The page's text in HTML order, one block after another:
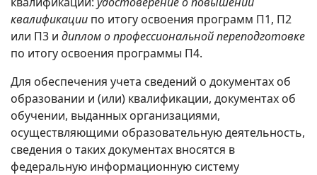
квалификации по итогу освоения программ П1, П2
или П3 и диплом о профессиональной переподготовке
по итогу освоения программы П4.
Для обеспечения учета сведений о документах об
образовании и (или) квалификации, документах об
обучении, выданных организациями,
осуществляющими образовательную деятельность,
сведения о таких документах вносятся в
федеральную информационную систему